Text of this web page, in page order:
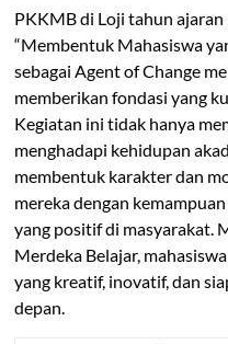
PKKMB di Loji tahun
“Membentuk Mahasiswa
sebagai Agent of Change
memberikan fondasi yang
Kegiatan ini tidak hanya
menghadapi kehidupan
membentuk karakter dan
mereka dengan
yang positif di masyarakat.
Merdeka Belajar,
yang kreatif, inovatif, dan
depan.